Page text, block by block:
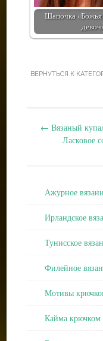
Шапочка «Божья
ВЕРНУТЬСЯ К
← Вязаный
Ласковое
Ажурное
Ирландское
Тунисское
Филейное
Мотивы
Кайма крючком